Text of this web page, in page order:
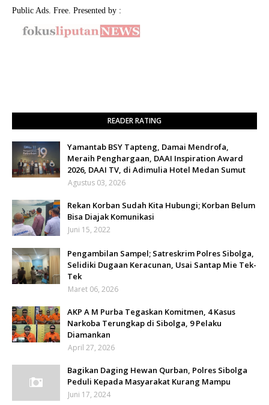
Public Ads. Free. Presented by :
READER RATING
Yamantab BSY Tapteng, Damai Mendrofa,
Meraih Penghargaan, DAAI Inspiration Award
2026, DAAI TV, di Adimulia Hotel Medan Sumut
Agustus 03, 2026
Rekan Korban Sudah Kita Hubungi; Korban Belum
Bisa Diajak Komunikasi
Juni 15, 2022
Pengambilan Sampel; Satreskrim Polres Sibolga,
Selidiki Dugaan Keracunan, Usai Santap Mie Tek-
Tek
Maret 06, 2026
AKP A M Purba Tegaskan Komitmen, 4 Kasus
Narkoba Terungkap di Sibolga, 9 Pelaku
Diamankan
April 27, 2026
Bagikan Daging Hewan Qurban, Polres Sibolga
Peduli Kepada Masyarakat Kurang Mampu
Juni 17, 2024